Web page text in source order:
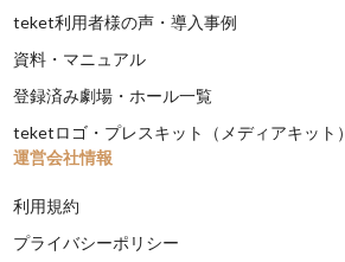
teket利用者様の声・導入事例
資料・マニュアル
登録済み劇場・ホール一覧
teketロゴ・プレスキット（メディアキット）
運営会社情報
利用規約
プライバシーポリシー